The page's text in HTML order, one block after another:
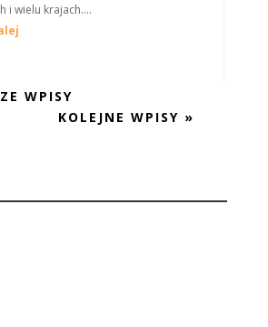
i wielu krajach....
WPISY
KOLEJNE WPISY »